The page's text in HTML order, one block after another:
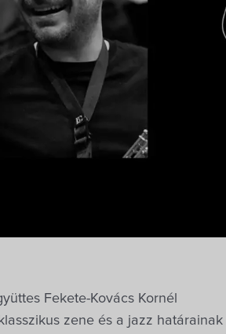
Fekete-Kovács Kornél
zene és a jazz határainak